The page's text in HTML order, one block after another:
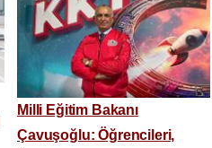
Milli Eğitim Bakanı
Çavuşoğlu: Öğrencileri,